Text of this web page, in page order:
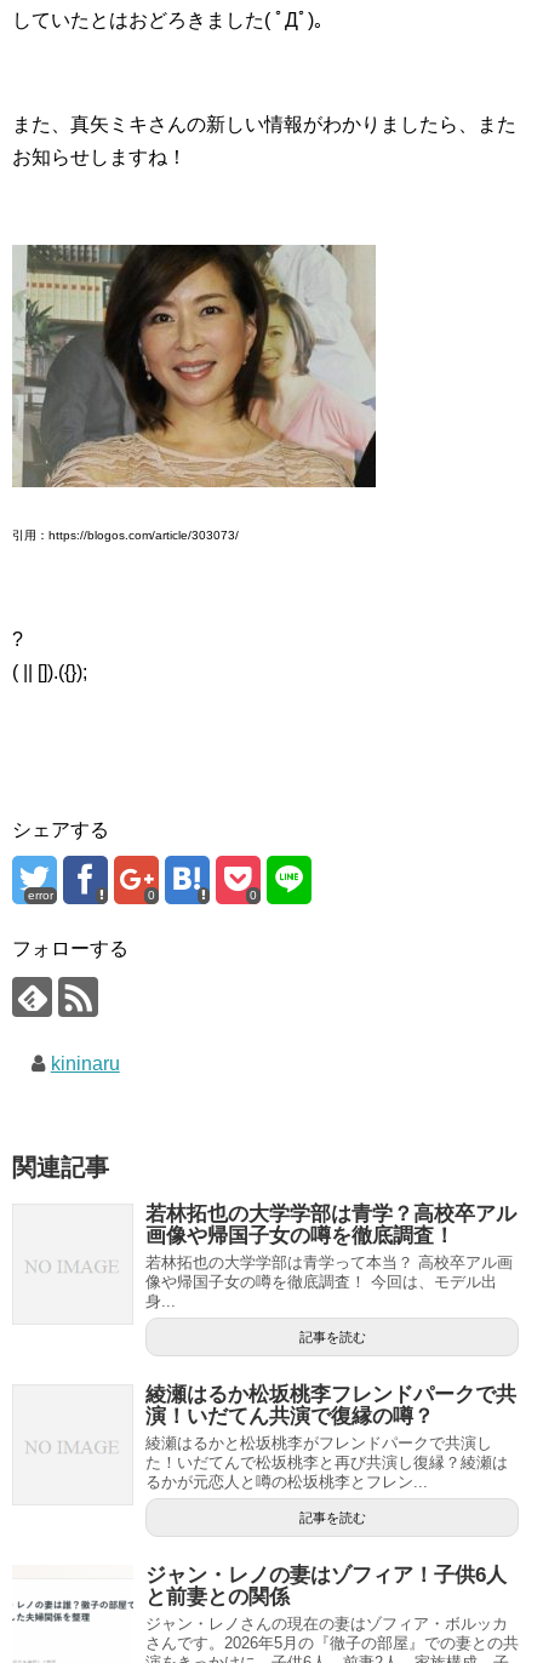
していたとはおどろきました( ﾟДﾟ)。
また、真矢ミキさんの新しい情報がわかりましたら、また
お知らせしますね！
引用：https://blogos.com/article/303073/
?
( || []).({});
シェアする
error 0 0
フォローする
kininaru
関連記事
若林拓也の大学学部は青学？高校卒アル
画像や帰国子女の噂を徹底調査！
若林拓也の大学学部は青学って本当？ 高校卒アル画
像や帰国子女の噂を徹底調査！ 今回は、モデル出
身...
記事を読む
綾瀬はるか松坂桃李フレンドパークで共
演！いだてん共演で復縁の噂？
綾瀬はるかと松坂桃李がフレンドパークで共演し
た！いだてんで松坂桃李と再び共演し復縁？綾瀬は
るかが元恋人と噂の松坂桃李とフレン...
記事を読む
ジャン・レノの妻はゾフィア！子供6人
と前妻との関係
ジャン・レノさんの現在の妻はゾフィア・ボルッカ
さんです。2026年5月の『徹子の部屋』での妻との共